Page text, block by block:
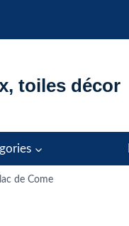
toiles décor
de Come